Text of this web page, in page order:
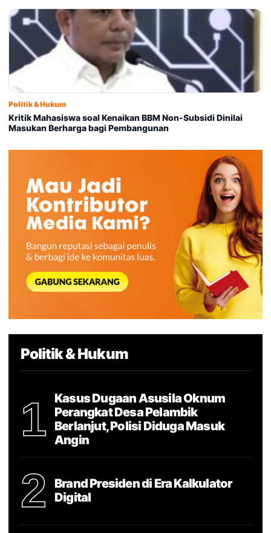
Politik & Hukum
Kritik Mahasiswa soal Kenaikan BBM Non-Subsidi Dinilai
Masukan Berharga bagi Pembangunan
Politik & Hukum
1
Kasus Dugaan Asusila Oknum
Perangkat Desa Pelambik
Berlanjut, Polisi Diduga Masuk
Angin
2
Brand Presiden di Era Kalkulator
Digital